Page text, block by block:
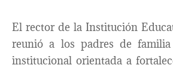
El rector de la Institución
reunió a los padres de
institucional orientada a